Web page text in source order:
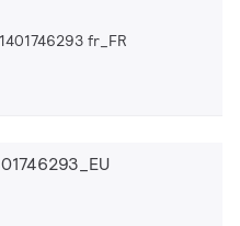
fr_FR